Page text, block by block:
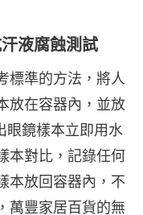
液腐蝕測試
標準的方法，將人
放在容器內，並放
眼鏡樣本立即用水
本對比，記錄任何
本放回容器內，不
萬豐家居百貨的無